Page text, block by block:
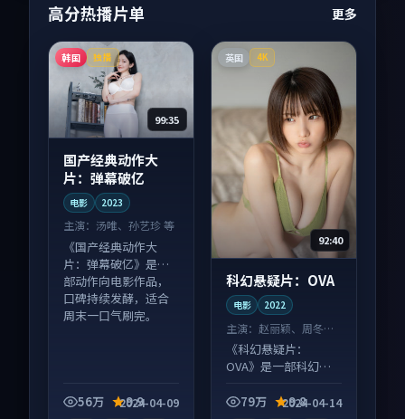
高分热播片单 更多
韩国 独播
99:35
国产经典动作大
片：弹幕破亿
电影 2023
主演： 汤唯、孙艺珍 等
《国产经典动作大
片：弹幕破亿》是一
部动作向电影作品，
口碑持续发酵，适合
周末一口气刷完。
56万 9.9
2024-04-09
英国 4K
92:40
科幻悬疑片：OVA
电影 2022
主演： 赵丽颖、周冬雨
等
《科幻悬疑片：
OVA》是一部科幻向
发酵，适合周末一口
79万 9.8
2024-04-14